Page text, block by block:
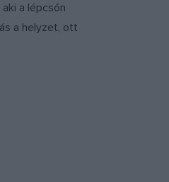
a lépcsőn
a helyzet, ott